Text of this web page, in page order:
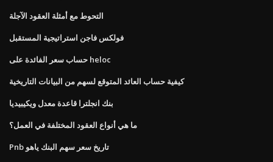
التحوط مع أمثلة العقود الآجلة
فولكس فاجن استراتيجية المستقبل
حساب سعر الفائدة على heloc
كيفية حساب العائد المتوقع لسهم من البيانات التاريخية
بنك انجلترا قاعدة معدل ويكيبيديا
ما هي أنواع العقود المختلفة في العمل؟
Pnb تاريخ سعر سهم البنك ياهو